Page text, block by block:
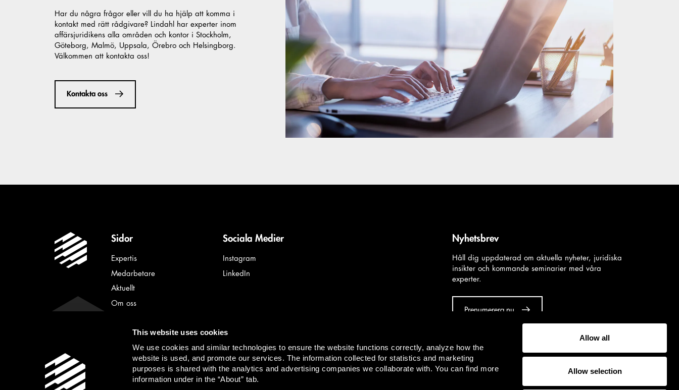
This website uses cookies
We use cookies and similar technologies to ensure the website functions correctly, analyze how the
website is used, and promote our services. The information collected for statistics and marketing
purposes is shared with the analytics and advertising companies we collaborate with. You can find more
information under in the “About” tab.
Allow all
Allow selection
Har du några frågor eller vill du ha hjälp att komma i
kontakt med rätt rådgivare? Lindahl har experter inom
affärsjuridikens alla områden och kontor i Stockholm,
Göteborg, Malmö, Uppsala, Örebro och Helsingborg.
Välkommen att kontakta oss!
Kontakta oss
Sidor
Expertis
Medarbetare
Aktuellt
Om oss
Kontakt
Personuppgifter
Sociala Medier
Instagram
LinkedIn
Nyhetsbrev
Håll dig uppdaterad om aktuella nyheter, juridiska
insikter och kommande seminarier med våra
experter.
Prenumerera nu
The material and information on this site is intended for general informational